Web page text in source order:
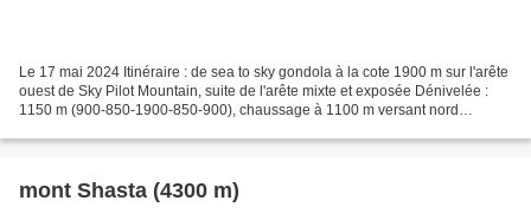
Le 17 mai 2024 Itinéraire : de sea to sky gondola à la cote 1900 m sur l'arête
ouest de Sky Pilot Mountain, suite de l'arête mixte et exposée Dénivelée :
1150 m (900-850-1900-850-900), chaussage à 1100 m versant nord
mont Shasta (4300 m)